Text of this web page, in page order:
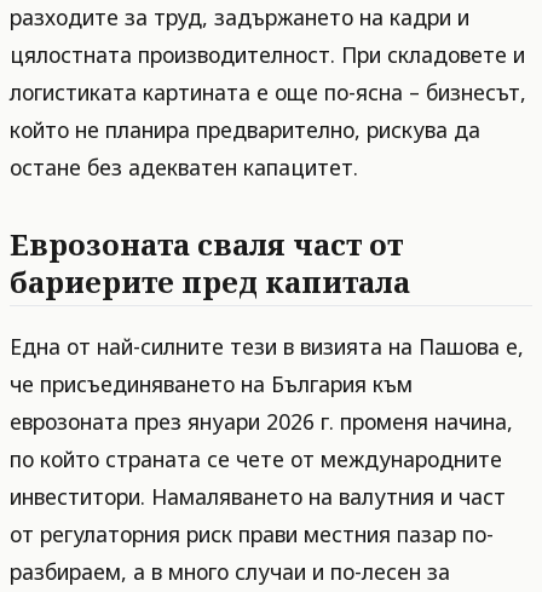
разходите за труд, задържането на кадри и
цялостната производителност. При складовете и
логистиката картината е още по-ясна – бизнесът,
който не планира предварително, рискува да
остане без адекватен капацитет.
Еврозоната сваля част от
бариерите пред капитала
Една от най-силните тези в визията на Пашова е,
че присъединяването на България към
еврозоната през януари 2026 г. променя начина,
по който страната се чете от международните
инвеститори. Намаляването на валутния и част
от регулаторния риск прави местния пазар по-
разбираем, а в много случаи и по-лесен за